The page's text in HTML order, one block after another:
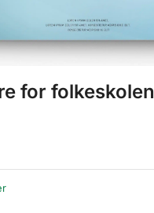
for folkeskolen